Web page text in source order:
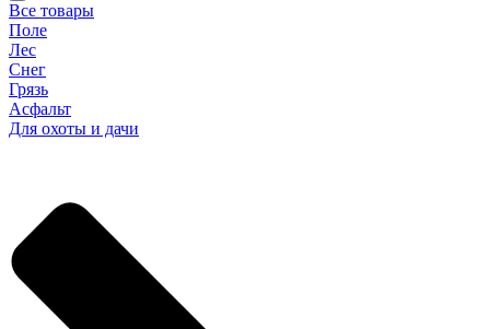
Все товары
Поле
Лес
Снег
Грязь
Асфальт
Для охоты и дачи